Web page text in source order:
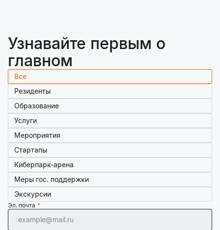
Узнавайте первым о
главном
Все
Резиденты
Образование
Услуги
Мероприятия
Стартапы
Киберпарк-арена
Меры гос. поддержки
Экскурсии
Эл. почта